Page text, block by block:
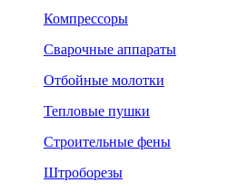
Компрессоры
Сварочные аппараты
Отбойные молотки
Тепловые пушки
Строительные фены
Штроборезы